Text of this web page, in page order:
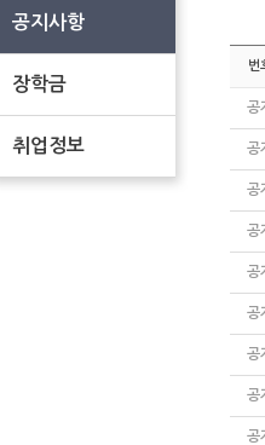
공지사항
장학금
취업정보
번
공
공
공
공
공
공
공
공
공